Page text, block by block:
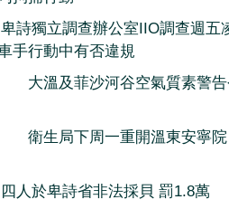
卑詩獨立調查辦公室IIO調查週五
手行動中有否違規
大溫及菲沙河谷空氣質素警
衛生局下周一重開溫東安寧
四人於卑詩省非法採貝 罰1.8萬